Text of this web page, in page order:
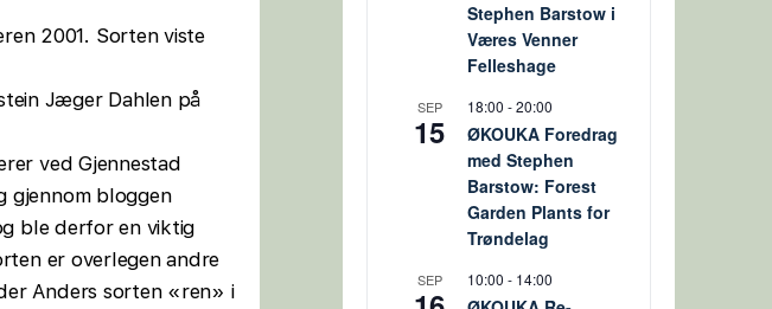
2001. Sorten viste
Jæger Dahlen på
ved Gjennestad
gjennom bloggen
ble derfor en viktig
er overlegen andre
Anders sorten «ren» i
Stephen Barstow i
Væres Venner
Felleshage
SEP
15
18:00 -20:00
ØKOUKA Foredrag
med Stephen
Barstow: Forest
Garden Plants for
Trøndelag
SEP 10:00 - 14:00